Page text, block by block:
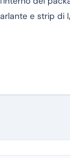
e strip di